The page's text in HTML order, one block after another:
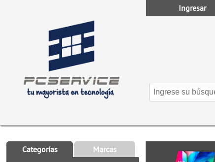
Ingresar
Categorías
Marcas